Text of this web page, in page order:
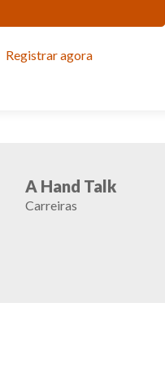
Registrar agora
A Hand Talk
Carreiras